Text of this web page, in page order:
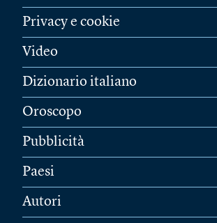
Privacy e cookie
Video
Dizionario italiano
Oroscopo
Pubblicità
Paesi
Autori